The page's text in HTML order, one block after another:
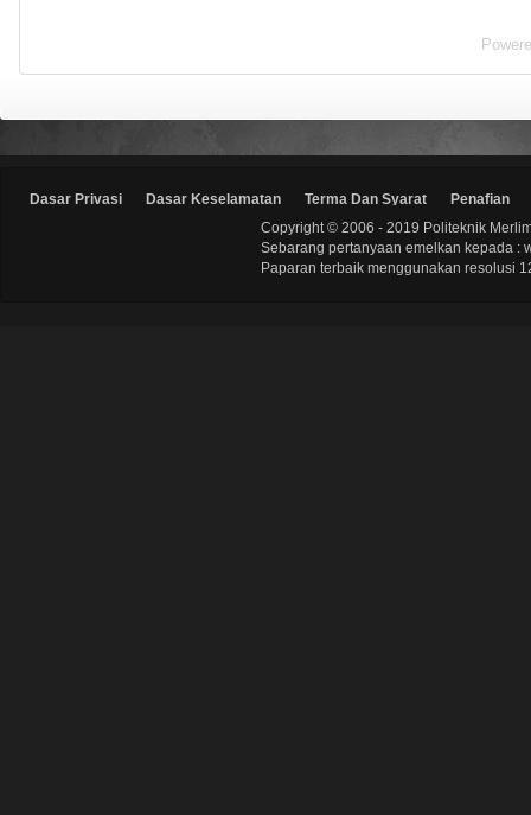
Dasar Privasi Dasar Keselamatan Terma Dan Syarat
Penafian
Copyright © 2006 - 2019 Politeknik
Sebarang pertanyaan emelkan kepada :
Paparan terbaik menggunakan resolusi